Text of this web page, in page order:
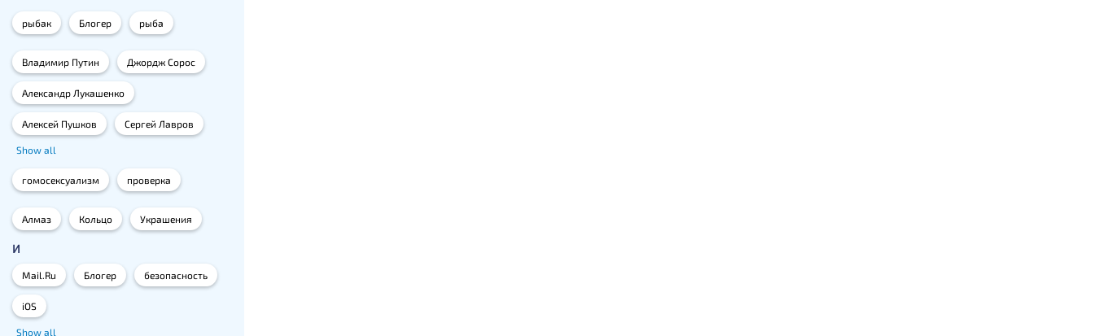
рыбак Блогер рыба
Владимир Путин Джордж Сорос
Александр Лукашенко
Алексей Пушков Сергей Лавров
Show all
гомосексуализм проверка
Алмаз Кольцо Украшения
И
Mail.Ru Блогер безопасность
iOS
Show all